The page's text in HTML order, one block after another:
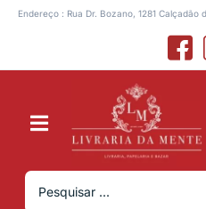
Endereço : Rua Dr. Bozano, 1281 Calçadão